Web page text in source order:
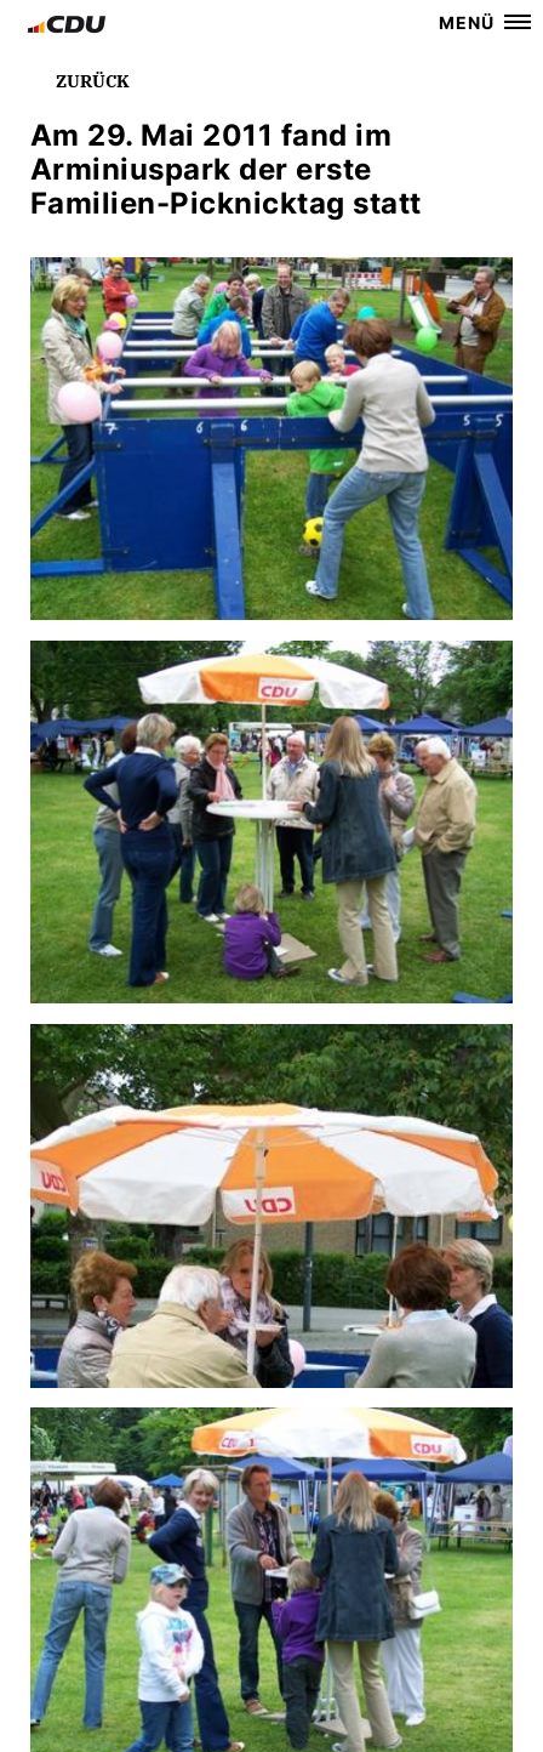
MENÜ
ZURÜCK
Am 29. Mai 2011 fand im
Arminiuspark der erste
Familien-Picknicktag statt